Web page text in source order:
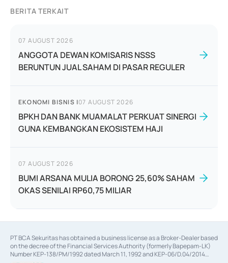
BERITA TERKAIT
07 AUGUST 2026
ANGGOTA DEWAN KOMISARIS NSSS
BERUNTUN JUAL SAHAM DI PASAR REGULER
EKONOMI BISNIS |07 AUGUST 2026
BPKH DAN BANK MUAMALAT PERKUAT SINERGI
GUNA KEMBANGKAN EKOSISTEM HAJI
07 AUGUST 2026
BUMI ARSANA MULIA BORONG 25,60% SAHAM
OKAS SENILAI RP60,75 MILIAR
PT BCA Sekuritas has obtained a business license as a Broker-Dealer based
on the decree of the Financial Services Authority (formerly Bapepam-LK)
Number KEP-138/PM/1992 dated March 11, 1992 and KEP-06/D.04/2014